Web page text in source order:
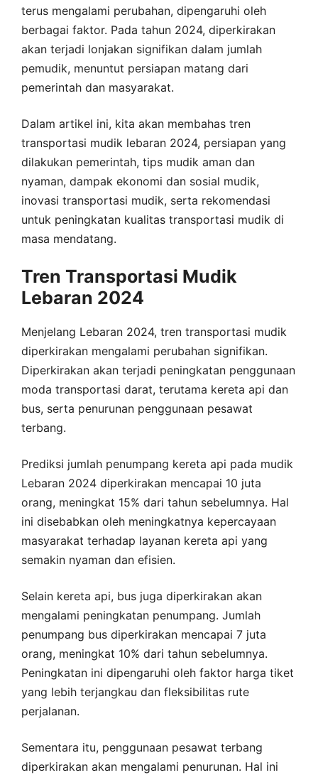
terus mengalami perubahan, dipengaruhi oleh
berbagai faktor. Pada tahun 2024, diperkirakan
akan terjadi lonjakan signifikan dalam jumlah
pemudik, menuntut persiapan matang dari
pemerintah dan masyarakat.
Dalam artikel ini, kita akan membahas tren
transportasi mudik lebaran 2024, persiapan yang
dilakukan pemerintah, tips mudik aman dan
nyaman, dampak ekonomi dan sosial mudik,
inovasi transportasi mudik, serta rekomendasi
untuk peningkatan kualitas transportasi mudik di
masa mendatang.
Tren Transportasi Mudik
Lebaran 2024
Menjelang Lebaran 2024, tren transportasi mudik
diperkirakan mengalami perubahan signifikan.
Diperkirakan akan terjadi peningkatan penggunaan
moda transportasi darat, terutama kereta api dan
bus, serta penurunan penggunaan pesawat
terbang.
Prediksi jumlah penumpang kereta api pada mudik
Lebaran 2024 diperkirakan mencapai 10 juta
orang, meningkat 15% dari tahun sebelumnya. Hal
ini disebabkan oleh meningkatnya kepercayaan
masyarakat terhadap layanan kereta api yang
semakin nyaman dan efisien.
Selain kereta api, bus juga diperkirakan akan
mengalami peningkatan penumpang. Jumlah
penumpang bus diperkirakan mencapai 7 juta
orang, meningkat 10% dari tahun sebelumnya.
Peningkatan ini dipengaruhi oleh faktor harga tiket
yang lebih terjangkau dan fleksibilitas rute
perjalanan.
Sementara itu, penggunaan pesawat terbang
diperkirakan akan mengalami penurunan. Hal ini